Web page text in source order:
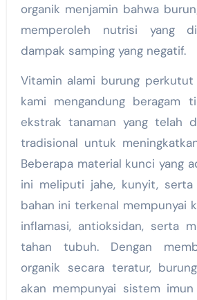
organik menjamin bahwa
memperoleh nutrisi yang
dampak samping yang negatif.
Vitamin alami burung perkutut
kami mengandung beragam
ekstrak tanaman yang telah
tradisional untuk
Beberapa material kunci yang
ini meliputi jahe, kunyit, serta
bahan ini terkenal mempunyai
inflamasi, antioksidan, serta
tahan tubuh. Dengan
organik secara teratur,
akan mempunyai sistem